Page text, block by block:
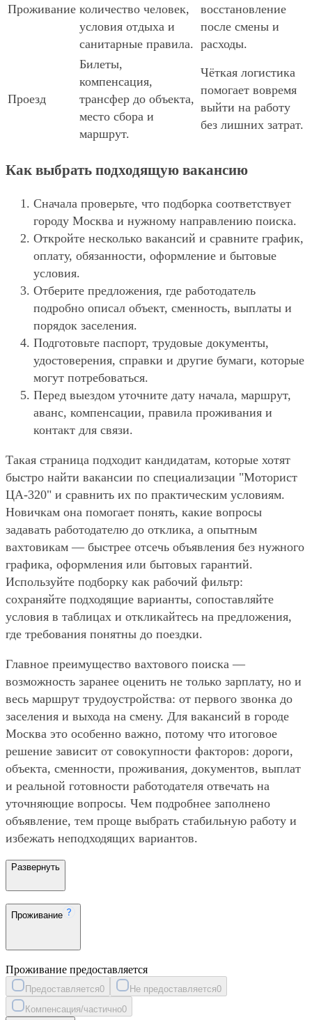
Проживание количество человек,
условия отдыха и
санитарные правила.
восстановление
после смены и
расходы.
Проезд
Билеты,
компенсация,
трансфер до объекта,
место сбора и
маршрут.
Чёткая логистика
помогает вовремя
выйти на работу
без лишних затрат.
Как выбрать подходящую вакансию
Сначала проверьте, что подборка соответствует
городу Москва и нужному направлению поиска.
Откройте несколько вакансий и сравните график,
оплату, обязанности, оформление и бытовые
условия.
Отберите предложения, где работодатель
подробно описал объект, сменность, выплаты и
порядок заселения.
Подготовьте паспорт, трудовые документы,
удостоверения, справки и другие бумаги, которые
могут потребоваться.
Перед выездом уточните дату начала, маршрут,
аванс, компенсации, правила проживания и
контакт для связи.
Такая страница подходит кандидатам, которые хотят
быстро найти вакансии по специализации "Моторист
ЦА-320" и сравнить их по практическим условиям.
Новичкам она помогает понять, какие вопросы
задавать работодателю до отклика, а опытным
вахтовикам — быстрее отсечь объявления без нужного
графика, оформления или бытовых гарантий.
Используйте подборку как рабочий фильтр:
сохраняйте подходящие варианты, сопоставляйте
условия в таблицах и откликайтесь на предложения,
где требования понятны до поездки.
Главное преимущество вахтового поиска —
возможность заранее оценить не только зарплату, но и
весь маршрут трудоустройства: от первого звонка до
заселения и выхода на смену. Для вакансий в городе
Москва это особенно важно, потому что итоговое
решение зависит от совокупности факторов: дороги,
объекта, сменности, проживания, документов, выплат
и реальной готовности работодателя отвечать на
уточняющие вопросы. Чем подробнее заполнено
объявление, тем проще выбрать стабильную работу и
избежать неподходящих вариантов.
Развернуть
Проживание
Проживание предоставляется
Предоставляется0 Не предоставляется0
Компенсация/частично0